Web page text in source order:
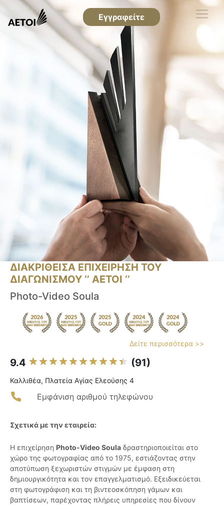
Εγγραφείτε
ΔΙΑΚΡΙΘΕΙΣΑ ΕΠΙΧΕΙΡΗΣΗ ΤΟΥ
ΔΙΑΓΩΝΙΣΜΟΥ ‘’ ΑΕΤΟΙ ‘’
Photo-Video Soula
Δείτε περισσότερα >>
9.4 (91)
Καλλιθέα, Πλατεία Αγίας Ελεούσης 4
Εμφάνιση αριθμού τηλεφώνου
Σχετικά με την εταιρεία:
Η επιχείρηση Photo-Video Soula δραστηριοποιείται στο
χώρο της φωτογραφίας από το 1975, εστιάζοντας στην
αποτύπωση ξεχωριστών στιγμών με έμφαση στη
δημιουργικότητα και τον επαγγελματισμό. Εξειδικεύεται
στη φωτογράφιση και τη βιντεοσκόπηση γάμων και
βαπτίσεων, παρέχοντας πλήρεις υπηρεσίες που δίνουν